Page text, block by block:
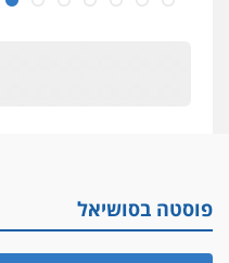
אלה המינויים
נוספים
פוסטה בסושיאל